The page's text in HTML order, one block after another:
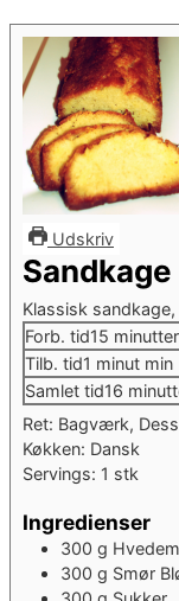
Udskriv
Sandkage
Klassisk
Forb. tid15 minutter
Tilb. tid1 minut min
Samlet tid16
Ret: Bagværk,
Køkken: Dansk
Servings: 1 stk
Ingredienser
300 g
300 g Smør